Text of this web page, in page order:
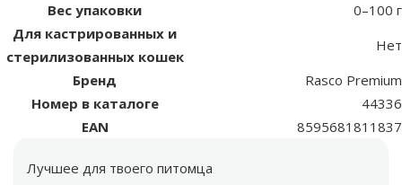
Вес упаковки
0–100 г
Для кастрированных и
стерилизованных кошек
Нет
Бренд
Rasco Premium
Номер в каталоге
44336
EAN
8595681811837
Лучшее для твоего питомца